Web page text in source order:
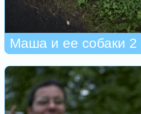
Маша и ее собаки 2